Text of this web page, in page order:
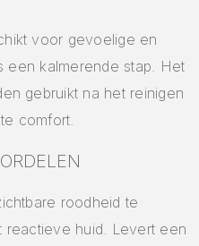
voor gevoelige en
een kalmerende stap. Het
gebruikt na het reinigen
comfort.
roodheid te
reactieve huid. Levert een